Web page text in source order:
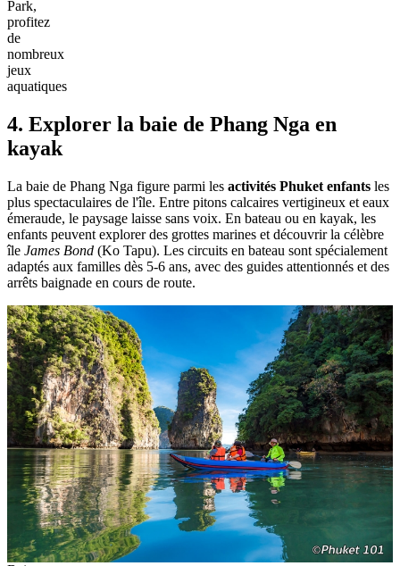
Park,
profitez
de
nombreux
jeux
aquatiques
4. Explorer la baie de Phang Nga en
kayak
La baie de Phang Nga figure parmi les activités Phuket enfants les
plus spectaculaires de l'île. Entre pitons calcaires vertigineux et eaux
émeraude, le paysage laisse sans voix. En bateau ou en kayak, les
enfants peuvent explorer des grottes marines et découvrir la célèbre
île James Bond (Ko Tapu). Les circuits en bateau sont spécialement
adaptés aux familles dès 5-6 ans, avec des guides attentionnés et des
arrêts baignade en cours de route.